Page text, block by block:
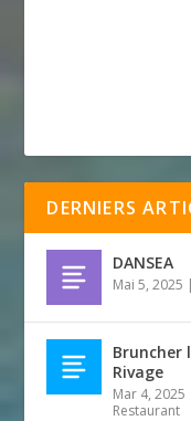
DERNIERS
DANSEA
Mai 5, 2025
Bruncher
Rivage
Mar 4, 2025
Restaurant